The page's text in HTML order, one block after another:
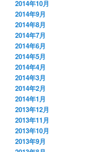
2014年10月
2014年9月
2014年8月
2014年7月
2014年6月
2014年5月
2014年4月
2014年3月
2014年2月
2014年1月
2013年12月
2013年11月
2013年10月
2013年9月